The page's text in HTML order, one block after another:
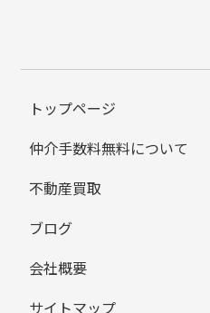
トップページ
仲介手数料無料について
不動産買取
ブログ
会社概要
サイトマップ